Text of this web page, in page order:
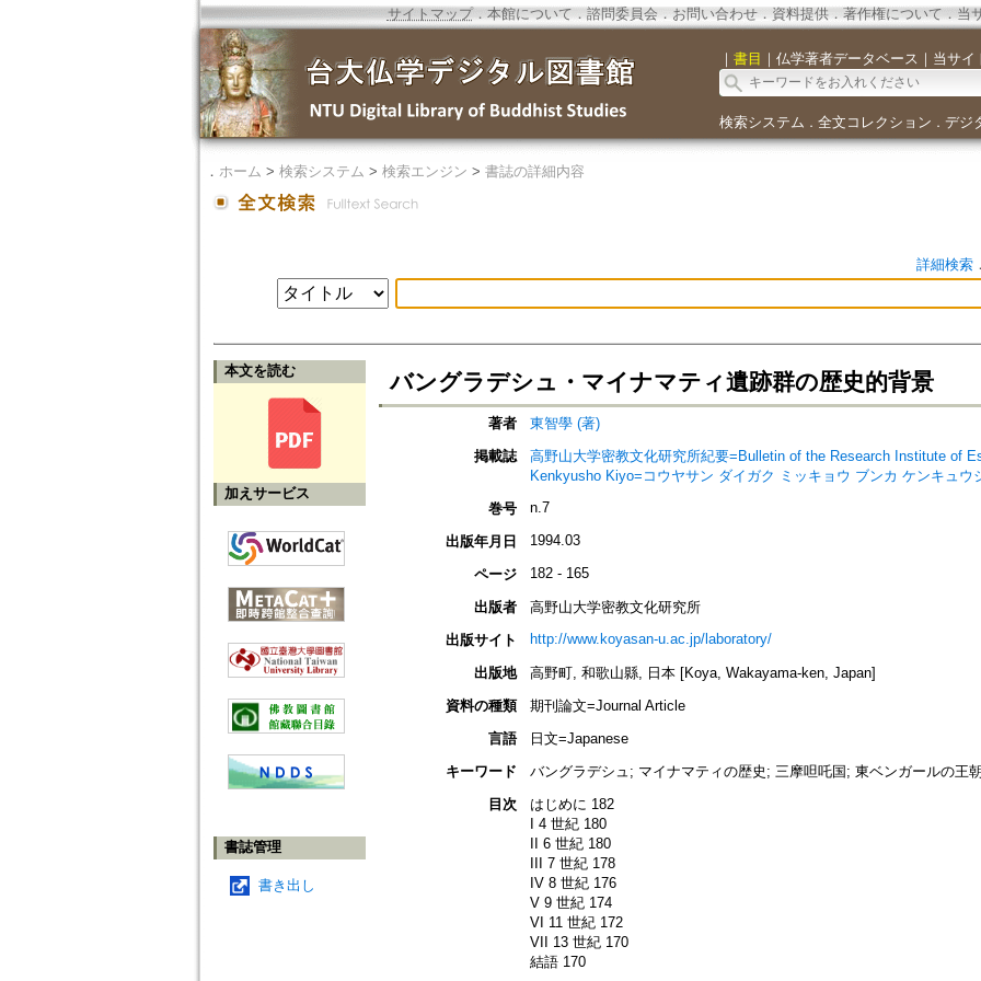
サイトマップ．本館について ． 諮問委員会． お問い合わせ． 資料提供． 著作権について．当
｜ 書目 ｜ 仏学著者データベース ｜ 当サイ
検索システム ． 全文コレクション ． デジ
． ホーム > 検索システム > 検索エンジン > 書誌の詳細内容
詳細検索
本文を読む
加えサービス
書誌管理
書き出し
バングラデシュ・マイナマティ遺跡群の歴史的背景
著者
東智學 (著)
掲載誌
高野山大学密教文化研究所紀要=Bulletin of the Research Institute of
Kenkyusho Kiyo=コウヤサン ダイガク ミッキョウ ブンカ ケンキュウ
巻号
n.7
出版年月日 1994.03
ページ 182 - 165
出版者
高野山大学密教文化研究所
出版サイト
http://www.koyasan-u.ac.jp/laboratory/
出版地
高野町, 和歌山縣, 日本 [Koya, Wakayama-ken, Japan]
資料の種類
期刊論文=Journal Article
言語
日文=Japanese
キーワード
バングラデシュ; マイナマティの歴史; 三摩呾吒国; 東ベンガールの王
目次
はじめに 182
I 4 世紀 180
II 6 世紀 180
III 7 世紀 178
IV 8 世紀 176
V 9 世紀 174
VI 11 世紀 172
VII 13 世紀 170
結語 170